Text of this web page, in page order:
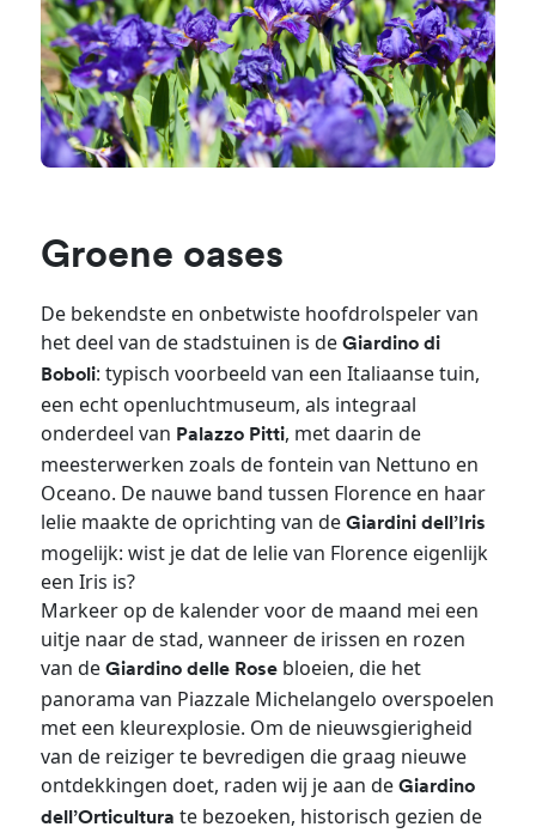
Groene oases
De bekendste en onbetwiste hoofdrolspeler van
het deel van de stadstuinen is deGiardino di
Boboli: typisch voorbeeld van een Italiaanse tuin,
een echt openluchtmuseum, als integraal
onderdeel van Palazzo Pitti, met daarin de
meesterwerken zoals de fontein van Nettuno en
Oceano. De nauwe band tussen Florence en haar
lelie maakte de oprichting van deGiardini dell’Iris
mogelijk: wist je dat de lelie van Florence eigenlijk
een Iris is?
Markeer op de kalender voor de maand mei een
uitje naar de stad, wanneer de irissen en rozen
van deGiardino delle Rose bloeien, die het
panorama van Piazzale Michelangelo overspoelen
met een kleurexplosie. Om de nieuwsgierigheid
van de reiziger te bevredigen die graag nieuwe
ontdekkingen doet, raden wij je aan deGiardino
dell’Orticultura te bezoeken, historisch gezien de